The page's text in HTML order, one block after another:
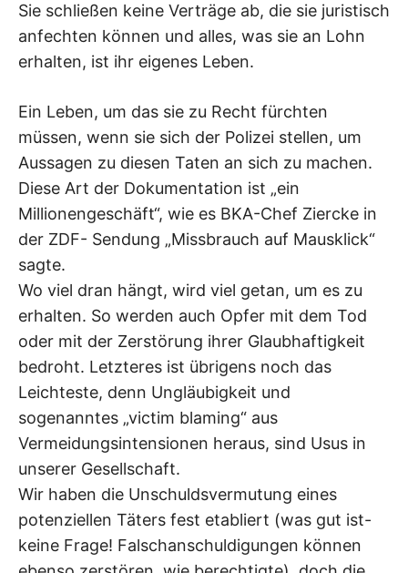
Sie schließen keine Verträge ab, die sie juristisch
anfechten können und alles, was sie an Lohn
erhalten, ist ihr eigenes Leben.
Ein Leben, um das sie zu Recht fürchten
müssen, wenn sie sich der Polizei stellen, um
Aussagen zu diesen Taten an sich zu machen.
Diese Art der Dokumentation ist „ein
Millionengeschäft“, wie es BKA-Chef Ziercke in
der ZDF- Sendung „Missbrauch auf Mausklick“
sagte.
Wo viel dran hängt, wird viel getan, um es zu
erhalten. So werden auch Opfer mit dem Tod
oder mit der Zerstörung ihrer Glaubhaftigkeit
bedroht. Letzteres ist übrigens noch das
Leichteste, denn Ungläubigkeit und
sogenanntes „victim blaming“ aus
Vermeidungsintensionen heraus, sind Usus in
unserer Gesellschaft.
Wir haben die Unschuldsvermutung eines
potenziellen Täters fest etabliert (was gut ist-
keine Frage! Falschanschuldigungen können